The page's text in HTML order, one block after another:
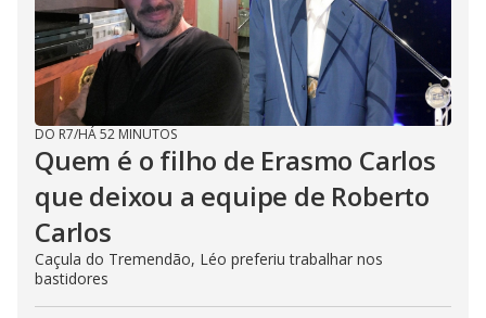
DO R7/HÁ 52 MINUTOS
Quem é o filho de Erasmo Carlos
que deixou a equipe de Roberto
Carlos
Caçula do Tremendão, Léo preferiu trabalhar nos
bastidores